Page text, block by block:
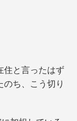
と言ったはず
ち、こう切り